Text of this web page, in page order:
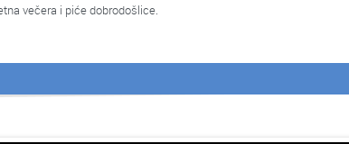
večera i piće dobrodošlice.